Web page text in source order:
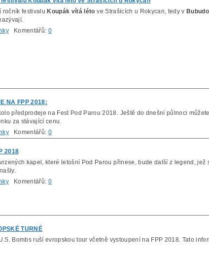
ročník festivalu Koupák vítá létove Strašicích u Rokycan, tedy v
Komentářů: 0
NA FPP 2018:
předprodeje na Fest Pod Parou 2018. Ještě do dnešní půlnoci
za stávající cenu.
Komentářů: 0
2018
kapel, které letošní Pod Parou přinese, bude další z legend, jež
Komentářů: 0
TURNÉ
Bombs ruší evropskou tour včetně vystoupení na FPP 2018. Tato